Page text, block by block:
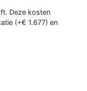
Deze kosten
(+€ 1.677) en